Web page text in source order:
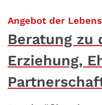
Angebot der
Beratung zu
Erziehung,